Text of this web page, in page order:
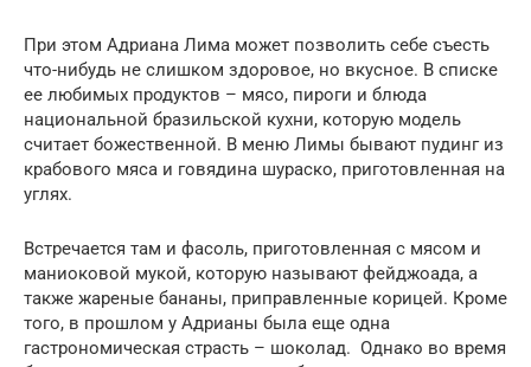
При этом Адриана Лима может позволить себе съесть
что-нибудь не слишком здоровое, но вкусное. В списке
ее любимых продуктов – мясо, пироги и блюда
национальной бразильской кухни, которую модель
считает божественной. В меню Лимы бывают пудинг из
крабового мяса и говядина шураско, приготовленная на
углях.
Встречается там и фасоль, приготовленная с мясом и
маниоковой мукой, которую называют фейджоада, а
также жареные бананы, приправленные корицей. Кроме
того, в прошлом у Адрианы была еще одна
гастрономическая страсть – шоколад. Однако во время